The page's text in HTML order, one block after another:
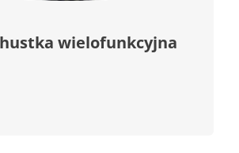
wielofunkcyjna